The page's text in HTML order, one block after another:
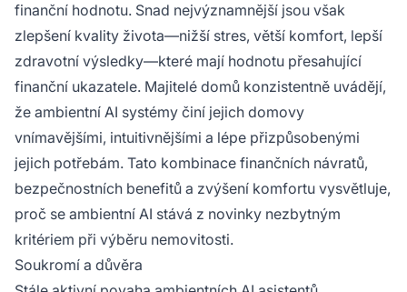
finanční hodnotu. Snad nejvýznamnější jsou však
zlepšení kvality života—nižší stres, větší komfort, lepší
zdravotní výsledky—které mají hodnotu přesahující
finanční ukazatele. Majitelé domů konzistentně uvádějí,
že ambientní AI systémy činí jejich domovy
vnímavějšími, intuitivnějšími a lépe přizpůsobenými
jejich potřebám. Tato kombinace finančních návratů,
bezpečnostních benefitů a zvýšení komfortu vysvětluje,
proč se ambientní AI stává z novinky nezbytným
kritériem při výběru nemovitosti.
Soukromí a důvěra